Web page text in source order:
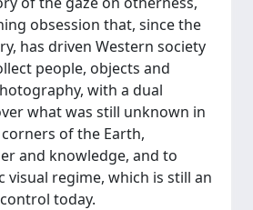
obsession that, since the
has driven Western society
people, objects and
with a dual
what was still unknown in
of the Earth,
and knowledge, and to
visual regime, which is still an
today.